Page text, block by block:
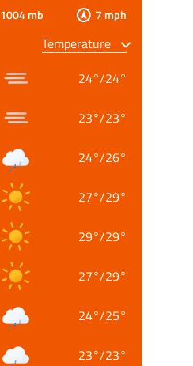
1004 mb 7 mph
24°/24°
23°/23°
24°/26°
27°/29°
29°/29°
27°/29°
24°/25°
23°/23°